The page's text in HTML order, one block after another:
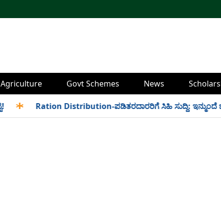
Agriculture Govt Schemes News
Ration Distribution-ಪಡಿತರದಾರರಿಗೆ ಸಿಹಿ ಸುದ್ದಿ: ಇನ್ಮುಂದೆ